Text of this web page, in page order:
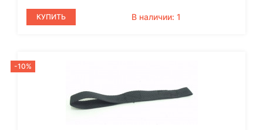
КУПИТЬ В наличии: 1
-10%